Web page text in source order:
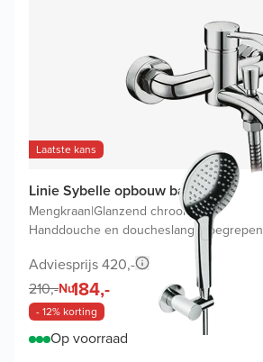
Laatste kans
Linie Sybelle opbouw badkraan
Mengkraan|Glanzend chroom|
Handdouche en doucheslang inbegrepen
Adviesprijs 420,-
210,-Nu184,-
- 12% korting
Op voorraad